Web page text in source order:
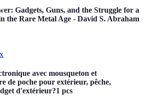
Gadgets, Guns, and the Struggle for a
the Rare Metal Age - David S. Abraham
avec mousqueton et
de poche pour extérieur, pêche,
d'extérieur?1 pcs